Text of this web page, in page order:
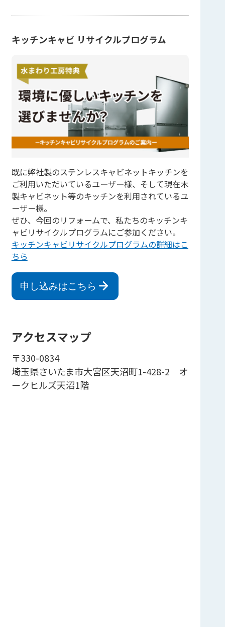
キッチンキャビ リサイクルプログラム
既に弊社製のステンレスキャビネットキッチンを
ご利用いただいているユーザー様、そして現在木
製キャビネット等のキッチンを利用されているユ
ーザー様。
ぜひ、今回のリフォームで、私たちのキッチンキ
ャビリサイクルプログラムにご参加ください。
キッチンキャビリサイクルプログラムの詳細はこ
ちら
申し込みはこちら
アクセスマップ
〒330-0834
埼玉県さいたま市大宮区天沼町1-428-2 オ
ークヒルズ天沼1階